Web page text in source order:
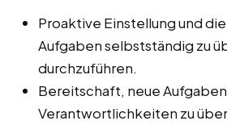
Proaktive Einstellung und
Aufgaben selbstständig zu
durchzuführen.
Bereitschaft, neue
Verantwortlichkeiten zu